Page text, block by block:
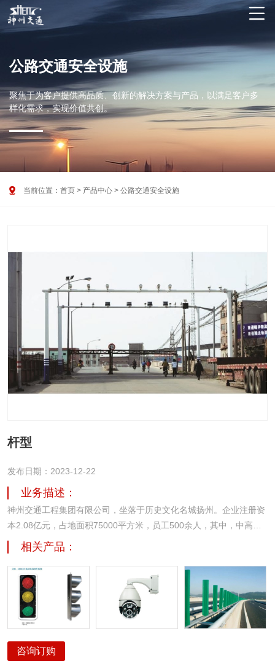

公路交通安全设施
聚焦于为客户提供高品质、创新的解决方案与产品，以满足客户多
样化需求，实现价值共创。
 当前位置： 首页 > 产品中心 > 公路交通安全设施
杆型
发布日期：2023-12-22
业务描述：
神州交通工程集团有限公司，坐落于历史文化名城扬州。企业注册资
本2.08亿元，占地面积75000平方米，员工500余人，其中，中高级
专业技术人才占比70%以上。从2005年创立至今，致力于城市及道路
照明、公路交通安全设施、公路交通机电工程、建筑及景观亮化、照
明设计、智能安防、电子与智能化、太阳能光伏、水景喷泉、输变
电、电力承装修试、城市公交系统方案设计、产品研发、生产制造、
工程管理及运营等专业服务。
相关产品：
咨询订购